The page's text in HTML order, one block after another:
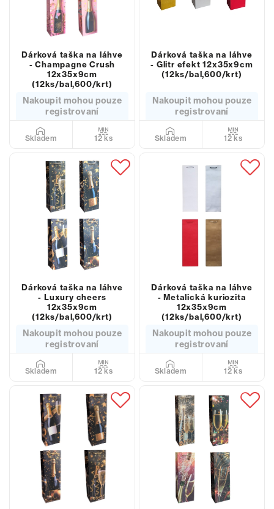
Dárková taška na láhve
- Champagne Crush
12x35x9cm
(12ks/bal,600/krt)
Nakoupit mohou pouze
registrovaní
Skladem 12 ks
Dárková taška na láhve
- Glitr efekt 12x35x9cm
(12ks/bal,600/krt)
Nakoupit mohou pouze
registrovaní
Skladem 12 ks
Dárková taška na láhve
- Luxury cheers
12x35x9cm
(12ks/bal,600/krt)
Nakoupit mohou pouze
registrovaní
Skladem 12 ks
Dárková taška na láhve
- Metalická kuriozita
12x35x9cm
(12ks/bal,600/krt)
Nakoupit mohou pouze
registrovaní
Skladem 12 ks